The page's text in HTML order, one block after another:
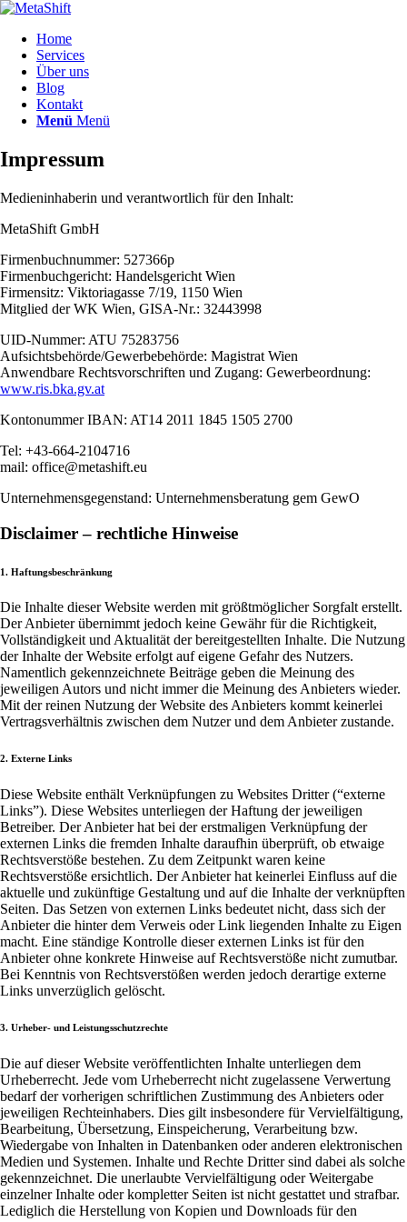
Home
Services
Über uns
Blog
Kontakt
Menü Menü
Impressum
Medieninhaberin und verantwortlich für den Inhalt:
MetaShift GmbH
Firmenbuchnummer: 527366p
Firmenbuchgericht: Handelsgericht Wien
Firmensitz: Viktoriagasse 7/19, 1150 Wien
Mitglied der WK Wien, GISA-Nr.: 32443998
UID-Nummer: ATU 75283756
Aufsichtsbehörde/Gewerbebehörde: Magistrat Wien
Anwendbare Rechtsvorschriften und Zugang: Gewerbeordnung:
www.ris.bka.gv.at
Kontonummer IBAN: AT14 2011 1845 1505 2700
Tel: +43-664-2104716
mail: office@metashift.eu
Unternehmensgegenstand: Unternehmensberatung gem GewO
Disclaimer – rechtliche Hinweise
1. Haftungsbeschränkung
Die Inhalte dieser Website werden mit größtmöglicher Sorgfalt erstellt.
Der Anbieter übernimmt jedoch keine Gewähr für die Richtigkeit,
Vollständigkeit und Aktualität der bereitgestellten Inhalte. Die Nutzung
der Inhalte der Website erfolgt auf eigene Gefahr des Nutzers.
Namentlich gekennzeichnete Beiträge geben die Meinung des
jeweiligen Autors und nicht immer die Meinung des Anbieters wieder.
Mit der reinen Nutzung der Website des Anbieters kommt keinerlei
Vertragsverhältnis zwischen dem Nutzer und dem Anbieter zustande.
2. Externe Links
Diese Website enthält Verknüpfungen zu Websites Dritter (“externe
Links”). Diese Websites unterliegen der Haftung der jeweiligen
Betreiber. Der Anbieter hat bei der erstmaligen Verknüpfung der
externen Links die fremden Inhalte daraufhin überprüft, ob etwaige
Rechtsverstöße bestehen. Zu dem Zeitpunkt waren keine
Rechtsverstöße ersichtlich. Der Anbieter hat keinerlei Einfluss auf die
aktuelle und zukünftige Gestaltung und auf die Inhalte der verknüpften
Seiten. Das Setzen von externen Links bedeutet nicht, dass sich der
Anbieter die hinter dem Verweis oder Link liegenden Inhalte zu Eigen
macht. Eine ständige Kontrolle dieser externen Links ist für den
Anbieter ohne konkrete Hinweise auf Rechtsverstöße nicht zumutbar.
Bei Kenntnis von Rechtsverstößen werden jedoch derartige externe
Links unverzüglich gelöscht.
3. Urheber- und Leistungsschutzrechte
Die auf dieser Website veröffentlichten Inhalte unterliegen dem
Urheberrecht. Jede vom Urheberrecht nicht zugelassene Verwertung
bedarf der vorherigen schriftlichen Zustimmung des Anbieters oder
jeweiligen Rechteinhabers. Dies gilt insbesondere für Vervielfältigung,
Bearbeitung, Übersetzung, Einspeicherung, Verarbeitung bzw.
Wiedergabe von Inhalten in Datenbanken oder anderen elektronischen
Medien und Systemen. Inhalte und Rechte Dritter sind dabei als solche
gekennzeichnet. Die unerlaubte Vervielfältigung oder Weitergabe
einzelner Inhalte oder kompletter Seiten ist nicht gestattet und strafbar.
Lediglich die Herstellung von Kopien und Downloads für den